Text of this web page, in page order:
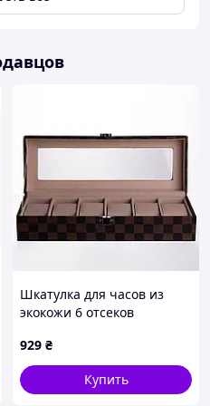
Шкатулка для часов из
экокожи 6 отсеков
Yiwu HP-5-14S
929 ₴
Купить